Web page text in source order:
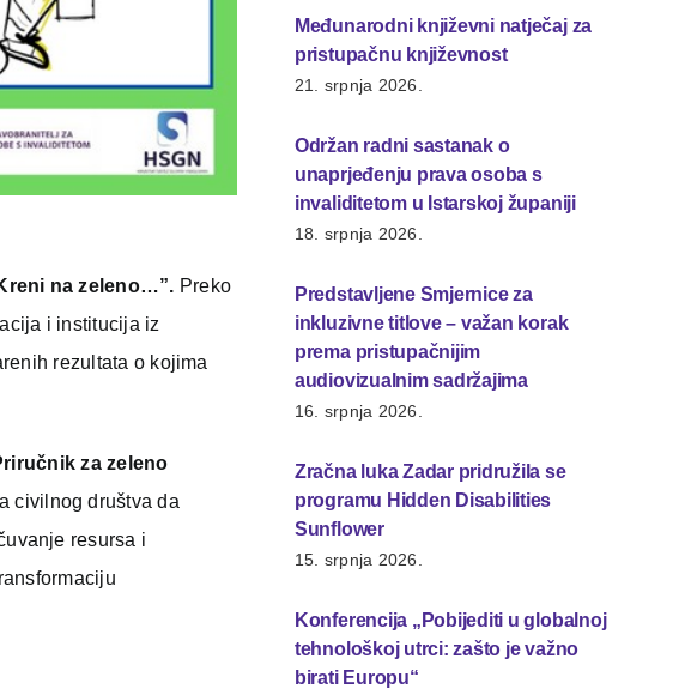
na zeleno…”. Preko
i institucija iz
rezultata o kojima
za zeleno
civilnog društva da
resursa i
Međunarodni književni natječaj za
pristupačnu književnost
21. srpnja 2026.
Održan radni sastanak o
unaprjeđenju prava osoba s
invaliditetom u Istarskoj županiji
18. srpnja 2026.
Predstavljene Smjernice za
inkluzivne titlove – važan korak
prema pristupačnijim
audiovizualnim sadržajima
16. srpnja 2026.
Zračna luka Zadar pridružila se
programu Hidden Disabilities
Sunflower
15. srpnja 2026.
Konferencija „Pobijediti u globalnoj
tehnološkoj utrci: zašto je važno
birati Europu“